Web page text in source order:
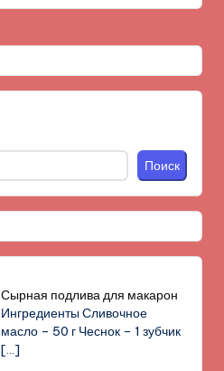
Поиск
Сырная подлива для макарон
Ингредиенты Сливочное
масло – 50 г Чеснок – 1 зубчик
[…]